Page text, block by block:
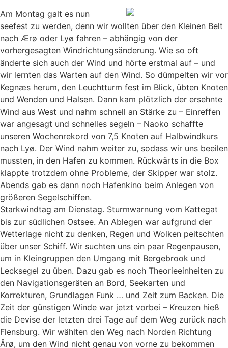
Am Montag galt es nun
seefest zu werden, denn wir wollten über den Kleinen Belt
nach Ærø oder Lyø fahren – abhängig von der
vorhergesagten Windrichtungsänderung. Wie so oft
änderte sich auch der Wind und hörte erstmal auf – und
wir lernten das Warten auf den Wind. So dümpelten wir vor
Kegnæs herum, den Leuchtturm fest im Blick, übten Knoten
und Wenden und Halsen. Dann kam plötzlich der ersehnte
Wind aus West und nahm schnell an Stärke zu – Einreffen
war angesagt und schnelles segeln – Naoko schaffte
unseren Wochenrekord von 7,5 Knoten auf Halbwindkurs
nach Lyø. Der Wind nahm weiter zu, sodass wir uns beeilen
mussten, in den Hafen zu kommen. Rückwärts in die Box
klappte trotzdem ohne Probleme, der Skipper war stolz.
Abends gab es dann noch Hafenkino beim Anlegen von
größeren Segelschiffen.
Starkwindtag am Dienstag. Sturmwarnung vom Kattegat
bis zur südlichen Ostsee. An Ablegen war aufgrund der
Wetterlage nicht zu denken, Regen und Wolken peitschten
über unser Schiff. Wir suchten uns ein paar Regenpausen,
um in Kleingruppen den Umgang mit Bergebrook und
Lecksegel zu üben. Dazu gab es noch Theorieeinheiten zu
den Navigationsgeräten an Bord, Seekarten und
Korrekturen, Grundlagen Funk … und Zeit zum Backen. Die
Zeit der günstigen Winde war jetzt vorbei – Kreuzen hieß
die Devise der letzten drei Tage auf dem Weg zurück nach
Flensburg. Wir wählten den Weg nach Norden Richtung
Årø, um den Wind nicht genau von vorne zu bekommen